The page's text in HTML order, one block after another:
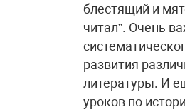
блестящий и
читал”. Очень
развития
литературы. И
уроков по